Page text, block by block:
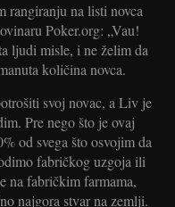
rangiranju na listi novca
Poker.org: „Vau!
ljudi misle, i ne želim da
količina novca.
svoj novac, a Liv je
Pre nego što je ovaj
od svega što osvojim da
fabričkog uzgoja ili
na fabričkim farmama,
najgora stvar na zemlji.